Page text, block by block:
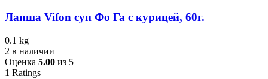
Лапша Vifon суп Фо Га с курицей, 60г.
0.1 kg
2 в наличии
Оценка 5.00 из 5
1 Ratings